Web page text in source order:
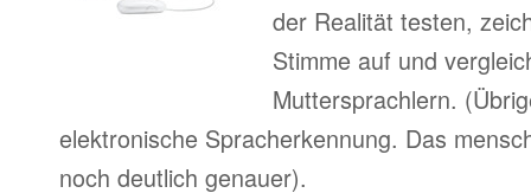
der Realität testen,
Stimme auf und
Muttersprachlern.
elektronische Spracherkennung. Das
noch deutlich genauer).